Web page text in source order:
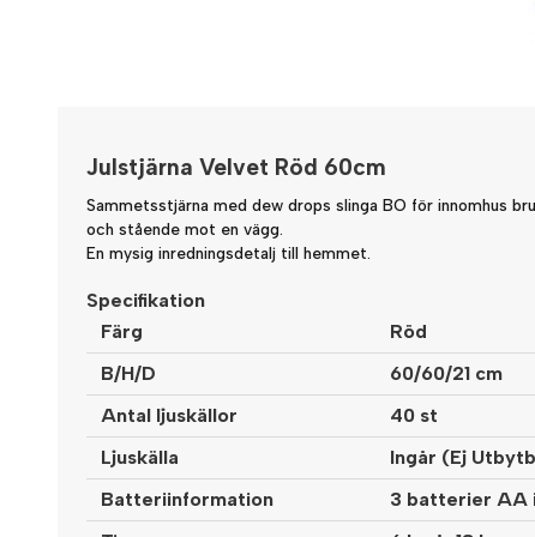
Julstjärna Velvet Röd 60cm
Sammetsstjärna med dew drops slinga BO för innomhus
och stående mot en vägg.
En mysig inredningsdetalj till hemmet.
Specifikation
Färg
Röd
B/H/D
60/60/21 cm
Antal ljuskällor
40 st
Ljuskälla
Ingår (Ej
Batteriinformation
3 batterier AA